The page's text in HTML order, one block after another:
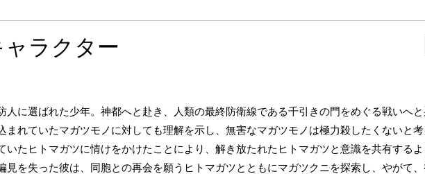
ラクター
人に選ばれた少年。神都へと赴き、人類の最終防衛線である千引きの門をめぐる戦いへ
まれていたマガツモノに対しても理解を示し、無害なマガツモノは極力殺したくないと
いたヒトマガツに情けをかけたことにより、解き放たれたヒトマガツと意識を共有するよ
見を失った彼は、同胞との再会を願うヒトマガツとともにマガツクニを探索し、やがて